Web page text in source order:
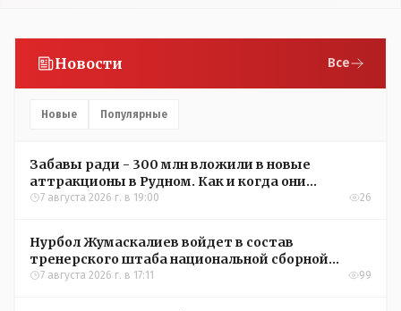
Новости Все
Новые Популярные
Забавы ради - 300 млн вложили в новые
аттракционы в Рудном. Как и когда они
окупятся?
7 августа 2026 г. в 19:00 26
Нурбол Жумаскалиев войдет в состав
тренерского штаба национальной сборной
Казахстана по футболу
7 августа 2026 г. в 17:11 99